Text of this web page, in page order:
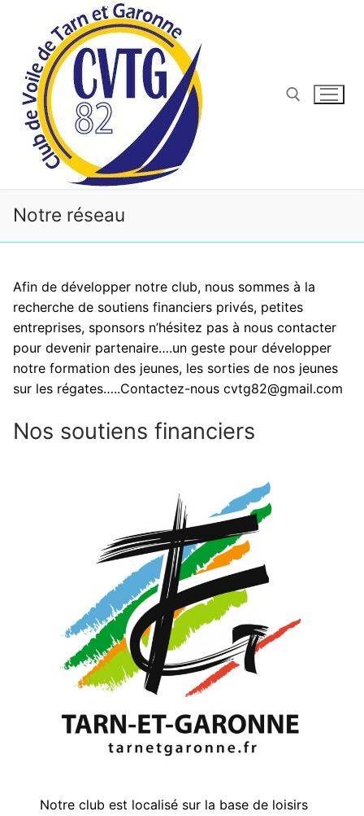
contenu
Rechercher :
Notre réseau
Afin de développer notre club, nous sommes à la
recherche de soutiens financiers privés, petites
entreprises, sponsors n’hésitez pas à nous contacter
pour devenir partenaire….un geste pour développer
notre formation des jeunes, les sorties de nos jeunes
sur les régates…..Contactez-nous cvtg82@gmail.com
Nos soutiens financiers
Notre club est localisé sur la base de loisirs